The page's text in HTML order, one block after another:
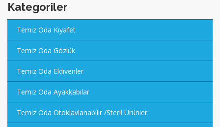
Kategoriler
Temiz Oda Kıyafet
Temiz Oda Gözlük
Temiz Oda Eldivenler
Temiz Oda Ayakkabılar
Temiz Oda Otoklavlanabilir /Steril Ürünler